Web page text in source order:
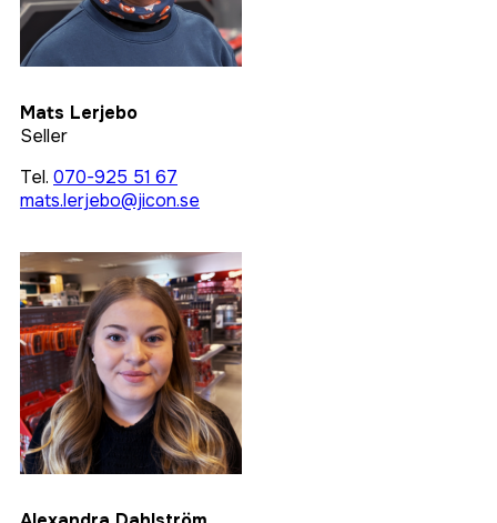
Mats Lerjebo
Seller
Tel. 070-925 51 67
mats.lerjebo@jicon.se